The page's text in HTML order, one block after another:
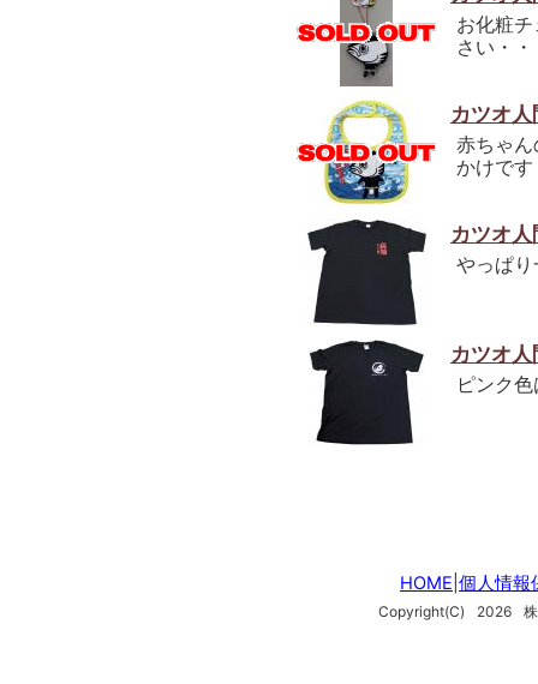
お化粧
さい・・
カツオ
赤ちゃ
かけです
カツオ
やっぱ
カツオ
ピンク
HOME 個人情報
Copyright(C) 2026